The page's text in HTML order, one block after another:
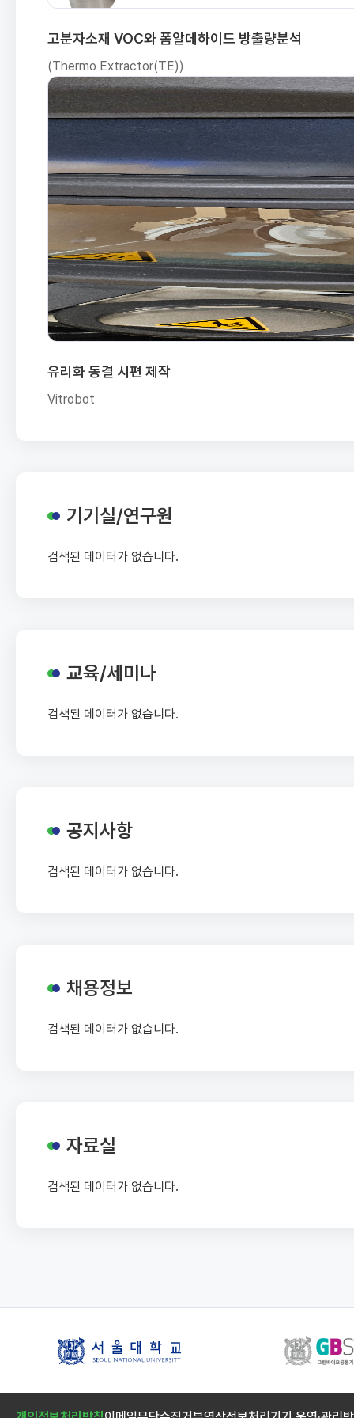
고분자소재 VOC와 폼알데하이드 방출량분석
(Thermo Extractor(TE))
유리화 동결 시편 제작
Vitrobot
기기실/연구원
검색된 데이터가 없습니다.
교육/세미나
검색된 데이터가 없습니다.
공지사항
검색된 데이터가 없습니다.
채용정보
검색된 데이터가 없습니다.
자료실
검색된 데이터가 없습니다.